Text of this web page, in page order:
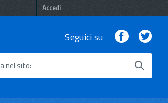
Accedi
Seguici su Facebook
nel sito